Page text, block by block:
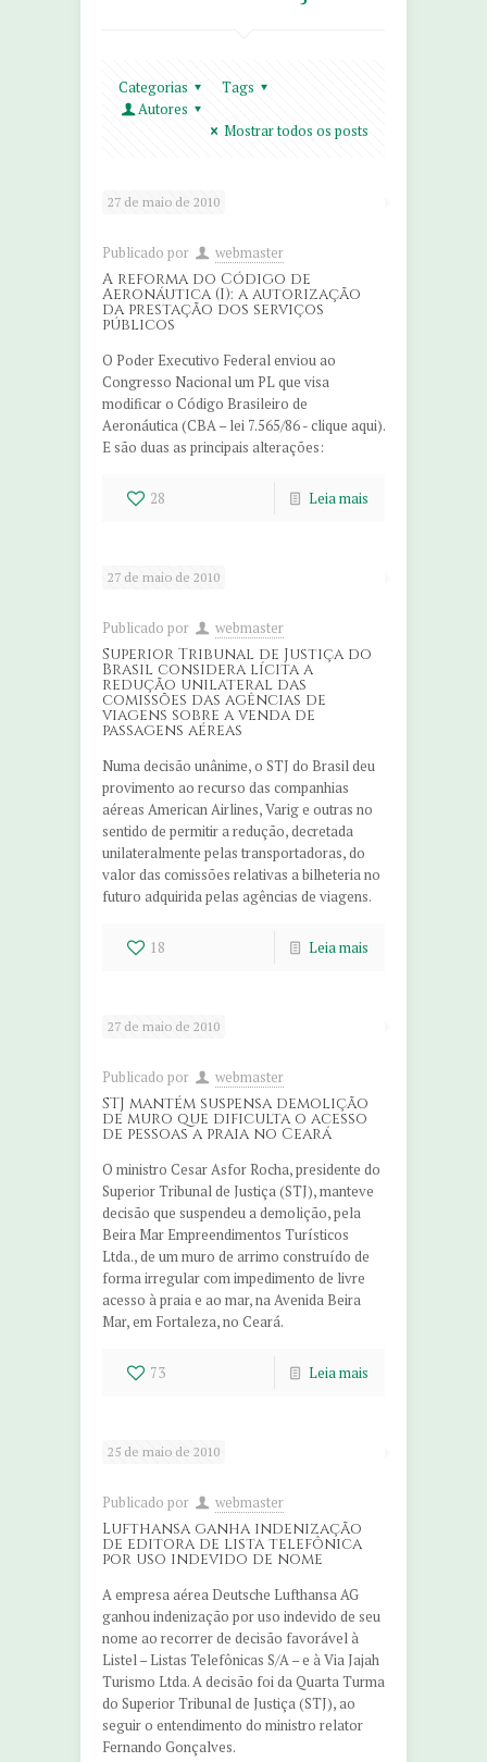
Categorias
Tags
Autores
Mostrar todos os posts
27 de maio de 2010
Publicado por webmaster
A reforma do Código de
Aeronáutica (I): a autorização
da prestação dos serviços
públicos
O Poder Executivo Federal enviou ao
Congresso Nacional um PL que visa
modificar o Código Brasileiro de
Aeronáutica (CBA – lei 7.565/86 - clique aqui).
E são duas as principais alterações:
28 Leia mais
27 de maio de 2010
Publicado por webmaster
Superior Tribunal de Justiça do
Brasil considera lícita a
redução unilateral das
comissões das agências de
viagens sobre a venda de
passagens aéreas
Numa decisão unânime, o STJ do Brasil deu
provimento ao recurso das companhias
aéreas American Airlines, Varig e outras no
sentido de permitir a redução, decretada
unilateralmente pelas transportadoras, do
valor das comissões relativas a bilheteria no
futuro adquirida pelas agências de viagens.
18 Leia mais
27 de maio de 2010
Publicado por webmaster
STJ mantém suspensa demolição
de muro que dificulta o acesso
de pessoas a praia no Ceará
O ministro Cesar Asfor Rocha, presidente do
Superior Tribunal de Justiça (STJ), manteve
decisão que suspendeu a demolição, pela
Beira Mar Empreendimentos Turísticos
Ltda., de um muro de arrimo construído de
forma irregular com impedimento de livre
acesso à praia e ao mar, na Avenida Beira
Mar, em Fortaleza, no Ceará.
73 Leia mais
25 de maio de 2010
Publicado por webmaster
Lufthansa ganha indenização
de editora de lista telefônica
por uso indevido de nome
A empresa aérea Deutsche Lufthansa AG
ganhou indenização por uso indevido de seu
nome ao recorrer de decisão favorável à
Listel – Listas Telefônicas S/A – e à Via Jajah
Turismo Ltda. A decisão foi da Quarta Turma
do Superior Tribunal de Justiça (STJ), ao
seguir o entendimento do ministro relator
Fernando Gonçalves.